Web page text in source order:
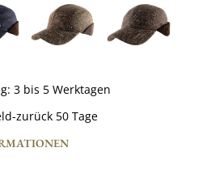
3 bis 5 Werktagen
zurück 50 Tage